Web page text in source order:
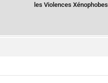
les Violences Xénophobes